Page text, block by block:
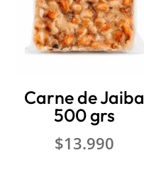
Carne de Jaiba
500 grs
$13.990